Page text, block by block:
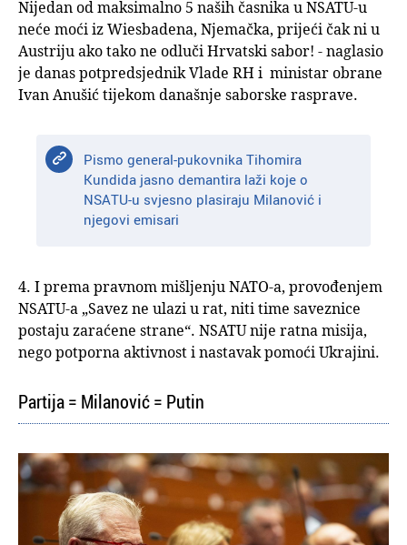
Nijedan od maksimalno 5 naših časnika u NSATU-u
neće moći iz Wiesbadena, Njemačka, prijeći čak ni u
Austriju ako tako ne odluči Hrvatski sabor! - naglasio
je danas potpredsjednik Vlade RH i ministar obrane
Ivan Anušić tijekom današnje saborske rasprave.
Pismo general-pukovnika Tihomira
Kundida jasno demantira laži koje o
NSATU-u svjesno plasiraju Milanović i
njegovi emisari
4. I prema pravnom mišljenju NATO-a, provođenjem
NSATU-a „Savez ne ulazi u rat, niti time saveznice
postaju zaraćene strane“. NSATU nije ratna misija,
nego potporna aktivnost i nastavak pomoći Ukrajini.
Partija = Milanović = Putin